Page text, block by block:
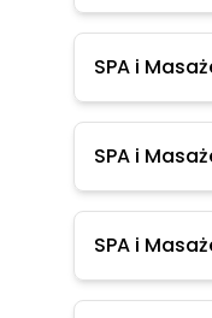
SPA i
SPA i
SPA i